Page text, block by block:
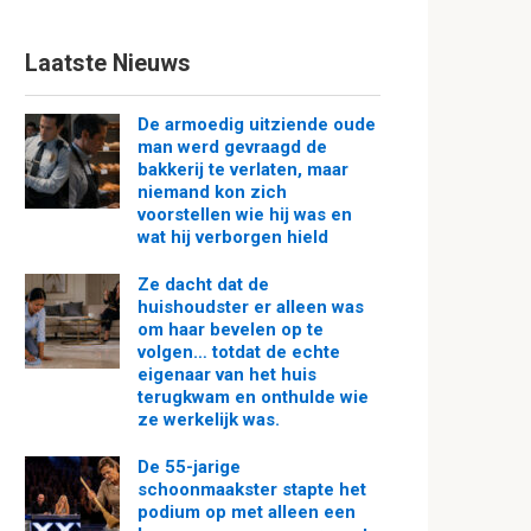
Laatste Nieuws
De armoedig uitziende oude
man werd gevraagd de
bakkerij te verlaten, maar
niemand kon zich
voorstellen wie hij was en
wat hij verborgen hield
Ze dacht dat de
huishoudster er alleen was
om haar bevelen op te
volgen… totdat de echte
eigenaar van het huis
terugkwam en onthulde wie
ze werkelijk was.
De 55-jarige
schoonmaakster stapte het
podium op met alleen een